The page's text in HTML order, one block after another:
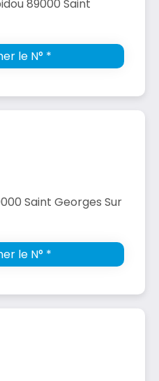
89000 Saint
le N° *
Saint Georges Sur
le N° *